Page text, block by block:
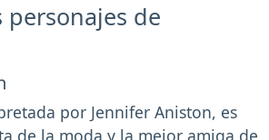
personajes de
por Jennifer Aniston, es